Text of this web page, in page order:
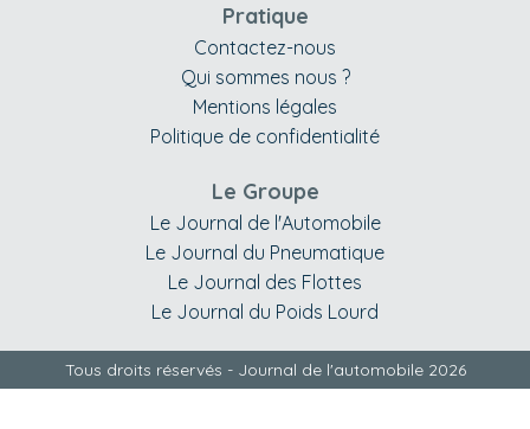
Pratique
Contactez-nous
Qui sommes nous ?
Mentions légales
Politique de confidentialité
Le Groupe
Le Journal de l'Automobile
Le Journal du Pneumatique
Le Journal des Flottes
Le Journal du Poids Lourd
Tous droits réservés - Journal de l'automobile 2026